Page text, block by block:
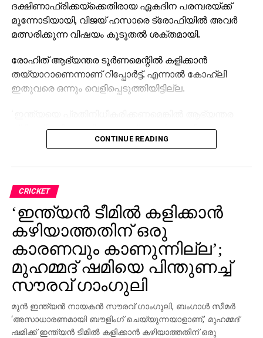
ദക്ഷിണാഫ്രിക്കയ്ക്കെതിരായ ഏകദിന പരമ്പരയ്ക്ക്
മുന്നോടിയായി, വിജയ് ഹസാരെ ട്രോഫിയില്‍ അവര്‍
മത്സരിക്കുന്ന വിഷയം കൂടുതല്‍ ശക്തമായി.
രോഹിത് ആഭ്യന്തര ടൂര്‍ണമെന്റില്‍ കളിക്കാന്‍
തയ്യാറാണെന്നാണ് റിപ്പോര്‍ട്ട്. എന്നാല്‍ കോഹ്ലി
ഇതുവരെ ഒന്നും വെളിപ്പെടുത്തിയിട്ടില്ല.
ക്രിക്കറ്റ് കളിക്കേണ്ടിവരുമെന്ന് ബോര്‍ഡും ടീം
മാനേജ്മെന്റും അവരോട് പറഞ്ഞിട്ടുണ്ട്. രണ്ട്
ആകാന്‍ അവര്‍ ആഭ്യന്തര സജ്ജീകരണത്തിന്റെ
ഭാഗമാകണം,’ ബിസിസിഐ വൃത്തങ്ങള്‍ പറഞ്ഞു.
നവംബര്‍ 26 മുതല്‍ ആരംഭിക്കുന്ന സയ്യിദ് മുഷ്താഖ്
അലി ടി20 ടൂര്‍ണമെന്റിനും രോഹിത് അനുമതി
നല്‍കിയിട്ടുണ്ട്.
ദേശീയ ടീമുമായി ബന്ധമില്ലാത്തപ്പോള്‍ ആഭ്യന്തര
മത്സരങ്ങള്‍ക്ക് തങ്ങളെത്തന്നെ ലഭ്യമാക്കണമെന്ന്
ഇന്ത്യന്‍ ടീമിന്റെ മുഖ്യ പരിശീലകന്‍ ഗൗതം ഗംഭീര്‍
അടുത്തിടെ ഇന്ത്യന്‍ കളിക്കാരോട്
ആവശ്യപ്പെട്ടിരുന്നു.
CONTINUE READING
CRICKET
‘ഇന്ത്യന്‍ ടീമില്‍ കളിക്കാന്‍
കഴിയാത്തതിന് ഒരു
കാരണവും കാണുന്നില്ല’;
മുഹമ്മദ് ഷമിയെ പിന്തുണച്ച്
സൗരവ് ഗാംഗുലി
മുന്‍ ഇന്ത്യന്‍ നായകന്‍ സൗരവ് ഗാംഗുലി, ബംഗാള്‍ സീമര്‍
‘അസാധാരണമായി ബൗളിംഗ് ചെയ്യുന്നയാളാണ്,’ മുഹമ്മദ്
ഷമിക്ക് ഇന്ത്യന്‍ ടീമില്‍ കളിക്കാന്‍ കഴിയാത്തതിന് ഒരു